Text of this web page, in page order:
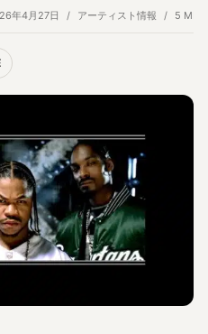
年4月27日 アーティスト情報 5 MIN